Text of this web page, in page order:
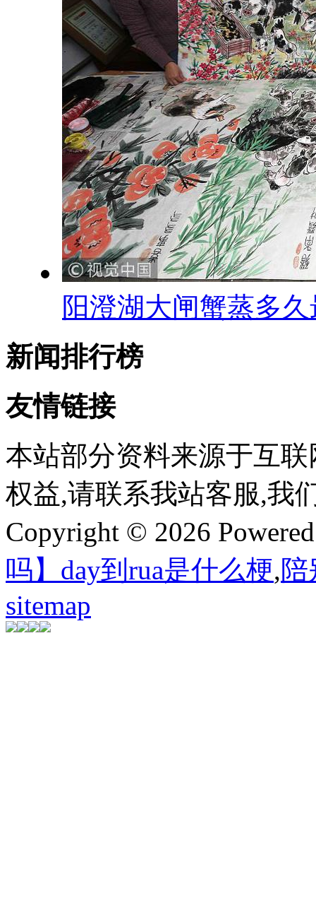
阳澄湖大闸蟹蒸多
新闻排行榜
友情链接
本站部分资料来源于互
权益,请联系我站客服,我
Copyright © 2026
吗】day到rua是什么梗,
sitemap